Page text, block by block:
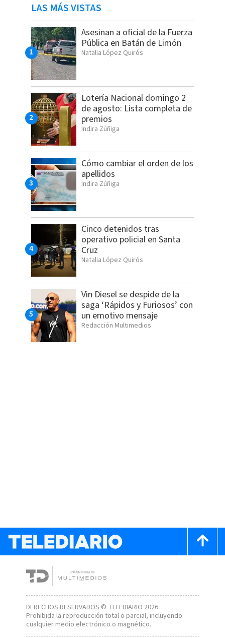
LAS MÁS VISTAS
Asesinan a oficial de la Fuerza
Pública en Batán de Limón
Natalia López Quirós
Lotería Nacional domingo 2
de agosto: Lista completa de
premios
Indira Zúñiga
Cómo cambiar el orden de los
apellidos
Indira Zúñiga
Cinco detenidos tras
operativo policial en Santa
Cruz
Natalia López Quirós
Vin Diesel se despide de la
saga ‘Rápidos y Furiosos’ con
un emotivo mensaje
Redacción Multimedios
DERECHOS RESERVADOS © TELEDIARIO 2026
Prohibida la reproducción total o parcial, incluyendo
cualquier medio electrónico o magnético.